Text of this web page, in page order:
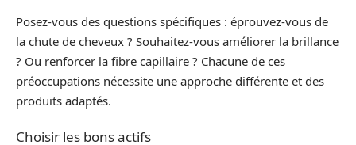
Posez-vous des questions spécifiques : éprouvez-vous de
la chute de cheveux ? Souhaitez-vous améliorer la brillance
? Ou renforcer la fibre capillaire ? Chacune de ces
préoccupations nécessite une approche différente et des
produits adaptés.
Choisir les bons actifs